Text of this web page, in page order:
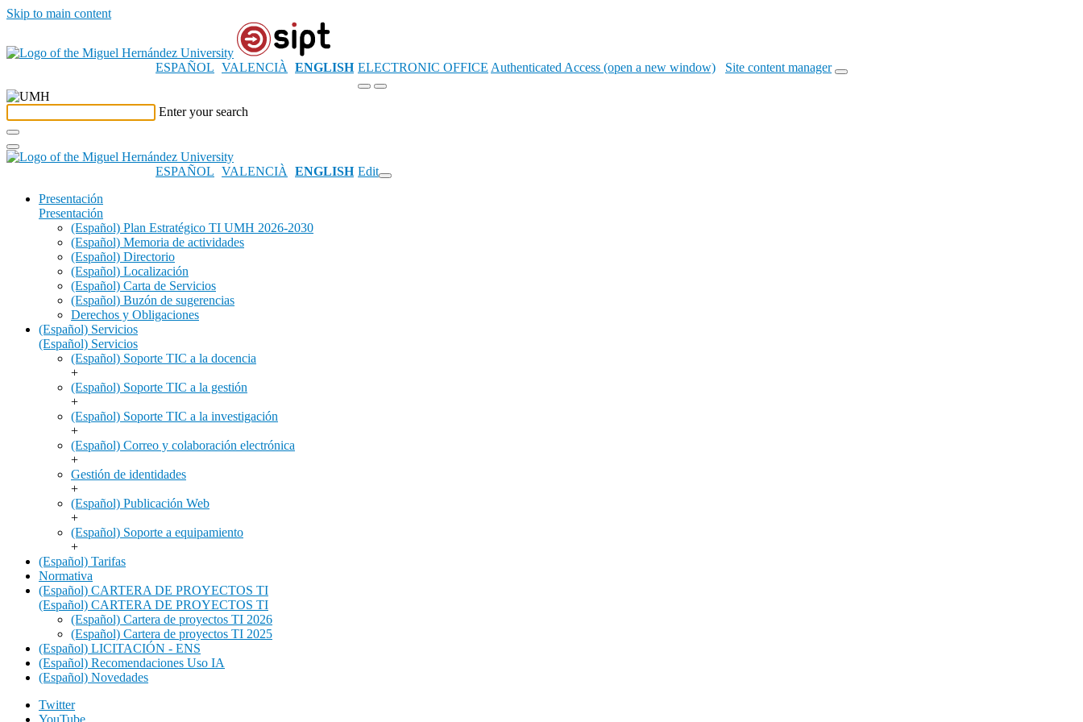
Skip to main content
ESPAÑOL VALENCIÀ ENGLISH ELECTRONIC OFFICE Authenticated Access (open a new window) Site content manager
Enter your search
ESPAÑOL VALENCIÀ ENGLISH Edit
Presentación
Presentación
(Español) Plan Estratégico TI UMH 2026-2030
(Español) Memoria de actividades
(Español) Directorio
(Español) Localización
(Español) Carta de Servicios
(Español) Buzón de sugerencias
Derechos y Obligaciones
(Español) Servicios
(Español) Servicios
(Español) Soporte TIC a la docencia
+
(Español) Soporte TIC a la gestión
+
(Español) Soporte TIC a la investigación
+
(Español) Correo y colaboración electrónica
+
Gestión de identidades
+
(Español) Publicación Web
+
(Español) Soporte a equipamiento
+
(Español) Tarifas
Normativa
(Español) CARTERA DE PROYECTOS TI
(Español) CARTERA DE PROYECTOS TI
(Español) Cartera de proyectos TI 2026
(Español) Cartera de proyectos TI 2025
(Español) LICITACIÓN - ENS
(Español) Recomendaciones Uso IA
(Español) Novedades
Twitter
YouTube